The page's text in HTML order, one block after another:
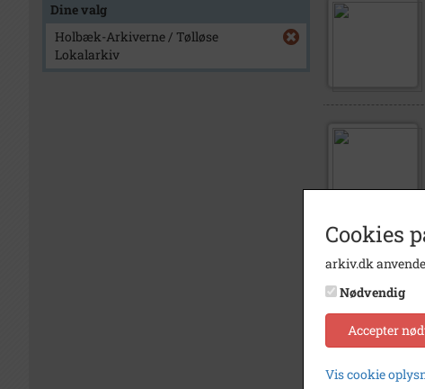
Dine valg
Holbæk-Arkiverne / Tølløse
Lokalarkiv
Cookies
arkiv.dk
Nødvendig
Accepter
Vis cookie